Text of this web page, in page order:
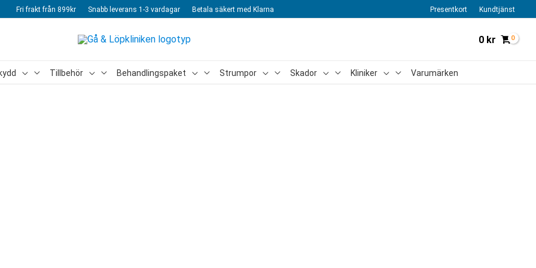
Fri frakt från 899kr Snabb leverans 1-3 vardagar Betala säkert med Klarna Presentkort Kundtjänst
0 kr
Tillbehör Behandlingspaket Strumpor Skador Kliniker Varumärken